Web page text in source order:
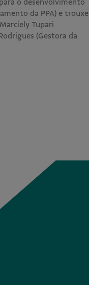
o desenvolvimento
da PPA) e trouxe
Tupari
(Gestora da